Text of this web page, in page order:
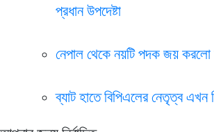
প্রধান উপদেষ্টা
নেপাল থেকে নয়টি পদক জয় করলো
ব্যাট হাতে বিপিএলের নেতৃত্ব এখন